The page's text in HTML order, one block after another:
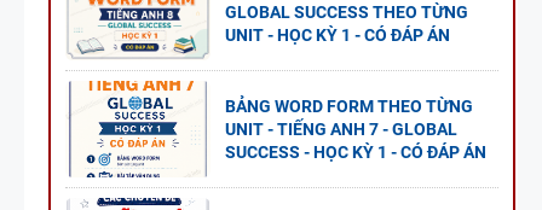
GLOBAL SUCCESS THEO TỪNG
UNIT - HỌC KỲ 1 - CÓ ĐÁP ÁN
BẢNG WORD FORM THEO TỪNG
UNIT - TIẾNG ANH 7 - GLOBAL
SUCCESS - HỌC KỲ 1 - CÓ ĐÁP ÁN